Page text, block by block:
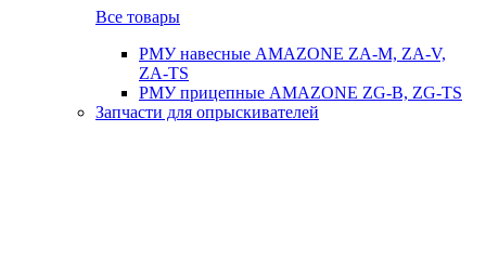
Все товары
РМУ навесные AMAZONE ZA-M, ZA-V,
ZA-TS
РМУ прицепные AMAZONE ZG-B, ZG-TS
Запчасти для опрыскивателей